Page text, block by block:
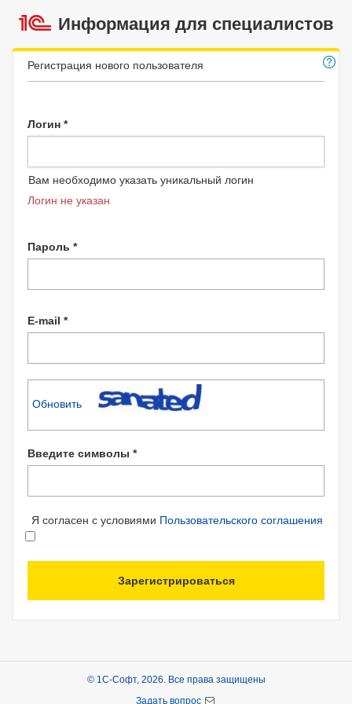
Информация для специалистов
Регистрация нового пользователя
Логин *
Вам необходимо указать уникальный логин
Логин не указан
Пароль *
E-mail *
Обновить
Введите символы *
Я согласен с условиями Пользовательского соглашения
Зарегистрироваться
© 1С-Софт, 2026. Все права защищены
Задать вопрос